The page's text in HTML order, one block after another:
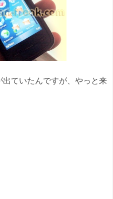
ていたんですが、やっと来